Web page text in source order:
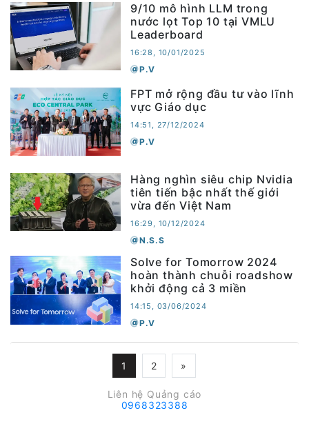
9/10 mô hình LLM trong
nước lọt Top 10 tại VMLU
Leaderboard
16:28, 10/01/2025
P.V
FPT mở rộng đầu tư vào lĩnh
vực Giáo dục
14:51, 27/12/2024
P.V
Hàng nghìn siêu chip Nvidia
tiên tiến bậc nhất thế giới
vừa đến Việt Nam
16:29, 10/12/2024
N.S.S
Solve for Tomorrow 2024
hoàn thành chuỗi roadshow
khởi động cả 3 miền
14:15, 03/06/2024
P.V
1 2 »
Liên hệ Quảng cáo
0968323388